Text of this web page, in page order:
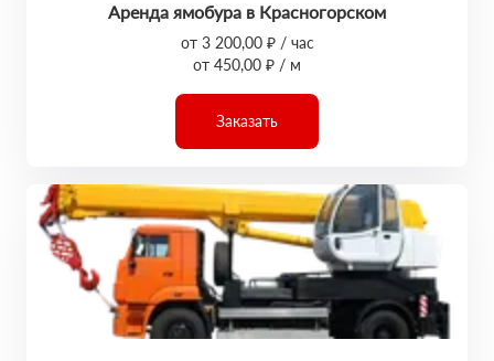
Аренда ямобура в Красногорском
от 3 200,00 ₽ / час
от 450,00 ₽ / м
Заказать